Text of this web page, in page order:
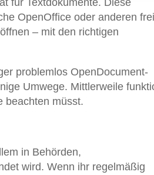
für Textdokumente. Diese
OpenOffice oder anderen
öffnen – mit den richtigen
problemlos OpenDocument-
Umwege. Mittlerweile
beachten müsst.
in Behörden,
wird. Wenn ihr regelmäßig